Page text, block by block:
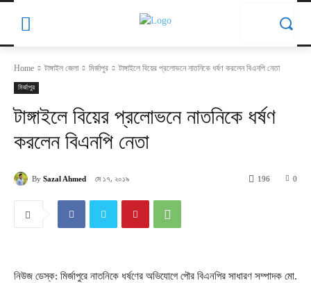
Home টাঙ্গাইল জেলা মির্জাপুর টাঙ্গাইলে বিয়ের প্রলোভনে নাতনিকে ধর্ষণ করলেন বিএনপি নেতা
মির্জাপুর
টাঙ্গাইলে বিয়ের প্রলোভনে নাতনিকে ধর্ষণ
করলেন বিএনপি নেতা
By Sazal Ahmed মে ১৭, ২০১৯ 0
196
নিউজ ডেস্ক: মির্জাপুরে নাতনিকে ধর্ষণের অভিযোগে পৌর বিএনপির সাধারণ সম্পাদক মো.